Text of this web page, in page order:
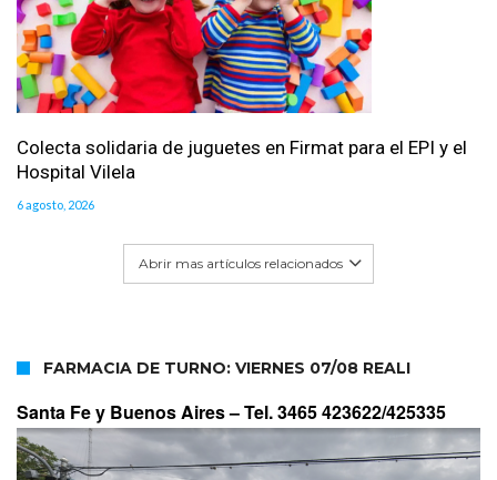
Colecta solidaria de juguetes en Firmat para el EPI y el
Hospital Vilela
6 agosto, 2026
Abrir mas artículos relacionados
FARMACIA DE TURNO: VIERNES 07/08 REALI
Santa Fe y Buenos Aires –Tel. 3465 423622/425335